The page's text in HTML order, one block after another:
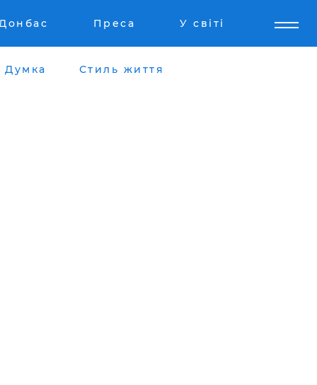
Преса У світі
Думка Стиль життя